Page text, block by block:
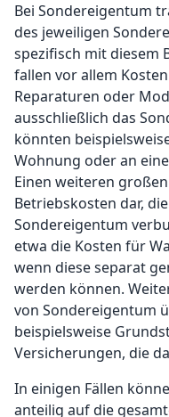
Bei Sondereigentum
des jeweiligen
spezifisch mit diesem
fallen vor allem
Reparaturen oder
ausschließlich das
könnten
Wohnung oder an
Einen weiteren
Betriebskosten dar,
Sondereigentum
etwa die Kosten für
wenn diese separat
werden können.
von Sondereigentum
beispielsweise
Versicherungen, die
In einigen Fällen
anteilig auf die